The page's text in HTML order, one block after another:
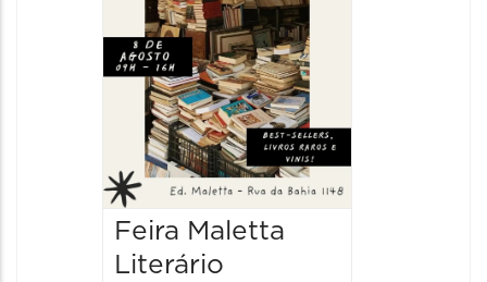
Feira Maletta
Literário